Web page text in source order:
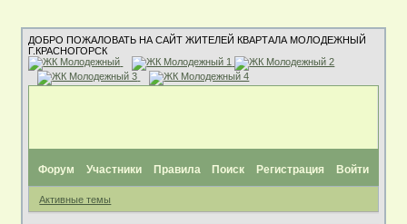
ДОБРО ПОЖАЛОВАТЬ НА САЙТ ЖИТЕЛЕЙ КВАРТАЛА МОЛОДЕЖНЫЙ
Г.КРАСНОГОРСК
Форум Участники Правила Поиск Регистрация Войти
Активные темы